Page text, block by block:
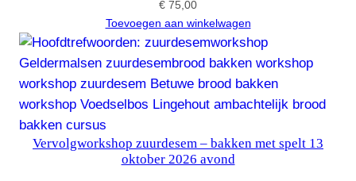
€ 75,00
Toevoegen aan winkelwagen
Vervolgworkshop zuurdesem – bakken met spelt 13
oktober 2026 avond